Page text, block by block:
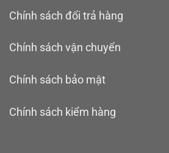
Chính sách đổi trả hàng
Chính sách vận chuyển
Chính sách bảo mật
Chính sách kiểm hàng